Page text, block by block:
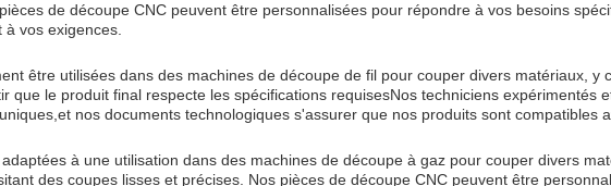
de découpe CNC peuvent être personnalisées pour répondre à vos besoins
vos exigences.
être utilisées dans des machines de découpe de fil pour couper divers matériaux,
que le produit final respecte les spécifications requisesNos techniciens expérimentés
nos documents technologiques s'assurer que nos produits sont compatibles
à une utilisation dans des machines de découpe à gaz pour couper divers
des coupes lisses et précises. Nos pièces de découpe CNC peuvent être